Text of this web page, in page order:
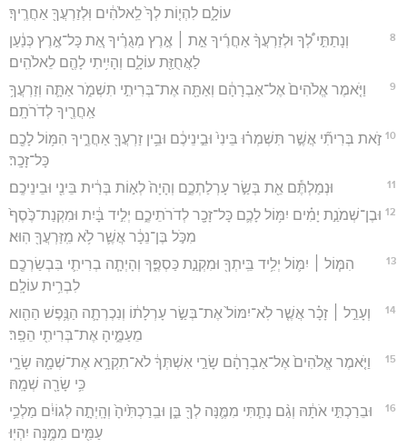
עוֹלָ֑ם לִהְי֤וֹת לְךָ֙ לֵֽאלֹהִ֔ים וּֽלְזַרְעֲךָ֖ אַחֲרֶֽיךָ׃
8
וְנָתַתִּ֣י לְ֠ךָ וּלְזַרְעֲךָ֨ אַחֲרֶ֜יךָ אֵ֣ת ׀ אֶ֣רֶץ מְגֻרֶ֗יךָ אֵ֚ת כָּל־אֶ֣רֶץ כְּנַ֔עַן
לַאֲחֻזַּ֖ת עוֹלָ֑ם וְהָיִ֥יתִי לָהֶ֖ם לֵאלֹהִֽים׃
9
וַיֹּ֤אמֶר אֱלֹהִים֙ אֶל־אַבְרָהָ֔ם וְאַתָּ֖ה אֶת־בְּרִיתִ֣י תִשְׁמֹ֑ר אַתָּ֛ה וְזַרְעֲךָ֥
אַֽחֲרֶ֖יךָ לְדֹרֹתָֽם׃
10 זֹ֣את בְּרִיתִ֞י אֲשֶׁ֣ר תִּשְׁמְר֗וּ בֵּינִי֙ וּבֵ֣ינֵיכֶ֔ם וּבֵ֥ין זַרְעֲךָ֖ אַחֲרֶ֑יךָ הִמּ֥וֹל לָכֶ֖ם
כָּל־זָכָֽר׃
11 וּנְמַלְתֶּ֕ם אֵ֖ת בְּשַׂ֣ר עָרְלַתְכֶ֑ם וְהָיָה֙ לְא֣וֹת בְּרִ֔ית בֵּינִ֖י וּבֵינֵיכֶֽם׃
12 וּבֶן־שְׁמֹנַ֣ת יָמִ֗ים יִמּ֥וֹל לָכֶ֛ם כָּל־זָכָ֖ר לְדֹרֹתֵיכֶ֑ם יְלִ֣יד בָּ֔יִת וּמִקְנַת־כֶּ֙סֶף֙
מִכֹּ֣ל בֶּן־נֵכָ֔ר אֲשֶׁ֛ר לֹ֥א מִֽזַּרְעֲךָ֖ הֽוּא׃
13
הִמּ֧וֹל ׀ יִמּ֛וֹל יְלִ֥יד בֵּֽיתְךָ֖ וּמִקְנַ֣ת כַּסְפֶּ֑ךָ וְהָיְתָ֧ה בְרִיתִ֛י בִּבְשַׂרְכֶ֖ם
לִבְרִ֥ית עוֹלָֽם׃
14
וְעָרֵ֣ל ׀ זָכָ֗ר אֲשֶׁ֤ר לֹֽא־יִמּוֹל֙ אֶת־בְּשַׂ֣ר עָרְלָת֔וֹ וְנִכְרְתָ֛ה הַנֶּ֥פֶשׁ הַהִ֖וא
מֵעַמֶּ֑יהָ אֶת־בְּרִיתִ֖י הֵפַֽר׃
15
וַיֹּ֤אמֶר אֱלֹהִים֙ אֶל־אַבְרָהָ֔ם שָׂרַ֣י אִשְׁתְּךָ֔ לֹא־תִקְרָ֥א אֶת־שְׁמָ֖הּ שָׂרָ֑י
כִּ֥י שָׂרָ֖ה שְׁמָֽהּ׃
16
וּבֵרַכְתִּ֣י אֹתָ֔הּ וְגַ֨ם נָתַ֧תִּי מִמֶּ֛נָּה לְךָ֖ בֵּ֑ן וּבֵֽרַכְתִּ֙יהָ֙ וְהָֽיְתָ֣ה לְגוֹיִ֔ם מַלְכֵ֥י
עַמִּ֖ים מִמֶּ֥נָּה יִהְיֽוּ׃